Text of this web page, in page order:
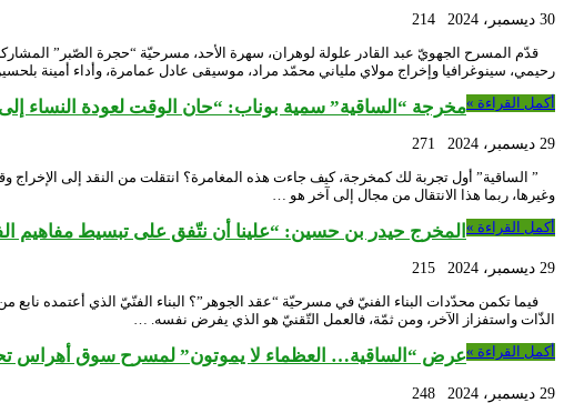
30 ديسمبر، 2024
214
قدّم المسرح الجهويّ عبد القادر علولة لوهران، سهرة الأحد، مسرحيّة “حجرة الصّبر”
رحيمي، سينوغرافيا وإخراج مولاي ملياني محمّد مراد، موسيقى عادل عمامرة، وأداء أمينة
أكمل القراءة »مخرجة “الساقية” سمية بوناب: “حان الوقت لعودة النساء
29 ديسمبر، 2024
271
” الساقية” أول تجربة لك كمخرجة، كيف جاءت هذه المغامرة؟ انتقلت من النقد إلى
وغيرها، ربما هذا الانتقال من مجال إلى آخر هو …
أكمل القراءة » المخرج حيدر بن حسين: “علينا أن نتّفق على تبسيط مفاهيم
29 ديسمبر، 2024
215
فيما تكمن محدّدات البناء الفنيّ في مسرحيّة “عقد الجوهر”؟ البناء الفنّيّ الذي أعتمده
الذّات واستفزاز الآخر، ومن ثمّة، فالعمل التّقنيّ هو الذي يفرض نفسه. …
أكمل القراءة »عرض “الساقية… العظماء لا يموتون” لمسرح سوق أهراس تحية
29 ديسمبر، 2024
248